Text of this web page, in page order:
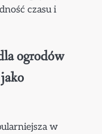
czasu i
ogrodów
w